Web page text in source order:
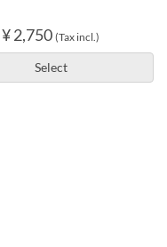
¥ 2,750 (Tax incl.)
Select